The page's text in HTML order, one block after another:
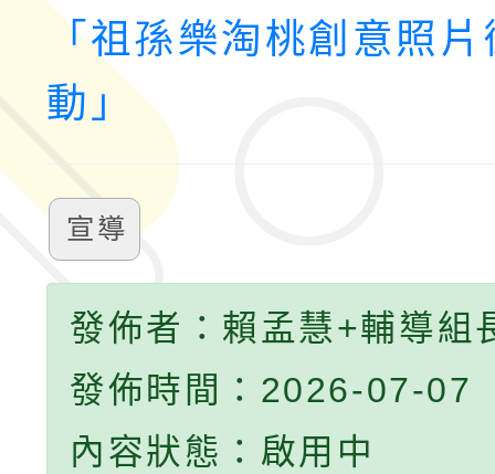
「祖孫樂淘桃創意照
動」
宣導
發佈者：賴孟慧+輔導組
發佈時間：2026-07-07
內容狀態：啟用中